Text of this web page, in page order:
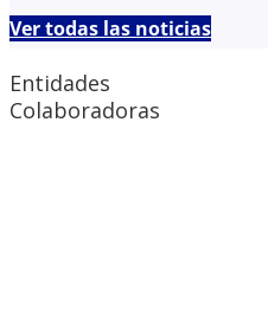
Ver todas las noticias
Entidades
Colaboradoras